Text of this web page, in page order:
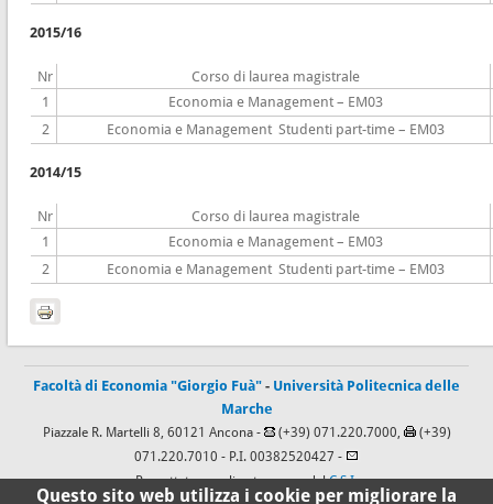
2015/16
Nr
Corso di laurea magistrale
1
Economia e Management – EM03
2
Economia e Management Studenti part-time – EM03
2014/15
Nr
Corso di laurea magistrale
1
Economia e Management – EM03
2
Economia e Management Studenti part-time – EM03
Facoltà di Economia "Giorgio Fuà" - Università Politecnica delle
Marche
Piazzale R. Martelli 8, 60121 Ancona - (+39) 071.220.7000,
(+39)
071.220.7010 - P.I. 00382520427 -
Progettato e realizzato a cura delC.S.I.
Questo sito web utilizza i cookie per migliorare la